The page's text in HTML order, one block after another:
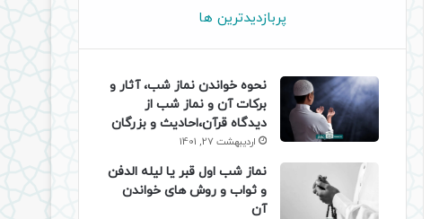
پربازدیدترین ها
نحوه خواندن نماز شب، آثار و
برکات آن و نماز شب از
دیدگاه قرآن،احادیث و بزرگان
اردیبهشت 27, 1401
نماز شب اول قبر یا لیله الدفن
و ثواب و روش های خواندن
آن